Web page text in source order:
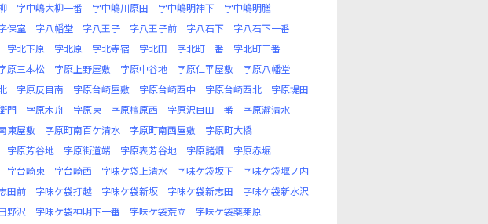
字中嶋大柳一番 字中嶋川原田 字中嶋明神下
字中嶋明膳
保室 字八幡堂 字八王子 字八王子前 字八石下
字八石下一番
字北下原 字北原 字北寺宿 字北田 字北町一番
字北町三番
原三本松 字原上野屋敷 字原中谷地 字原仁平屋敷
字原八幡堂
字原反目南 字原台崎屋敷 字原台崎西中 字原台崎西北
字原堤田
門 字原木舟 字原東 字原檀原西 字原沢目田一番
字原瀞清水
東屋敷 字原町南百ケ清水 字原町南西屋敷
字原町大橋
字原芳谷地 字原街道端 字原表芳谷地 字原諸畑
字原赤堀
字台崎東 字台崎西 字味ケ袋上清水 字味ケ袋坂下
字味ケ袋堰ノ内
田前 字味ケ袋打越 字味ケ袋新坂 字味ケ袋新志田
字味ケ袋新水沢
野沢 字味ケ袋神明下一番 字味ケ袋荒立
字味ケ袋薬莱原